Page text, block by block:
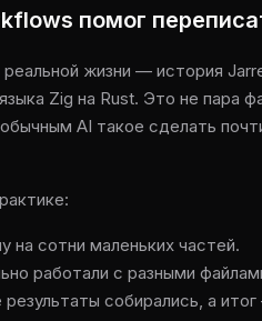
помог
жизни — история
Zig на Rust. Это не пара
AI такое сделать
на сотни маленьких частей.
работали с разными
собирались, а